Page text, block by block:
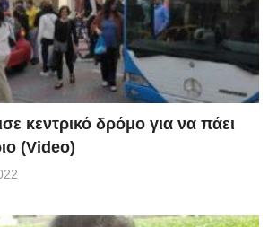
κεντρικό δρόμο για να πάει
(Video)